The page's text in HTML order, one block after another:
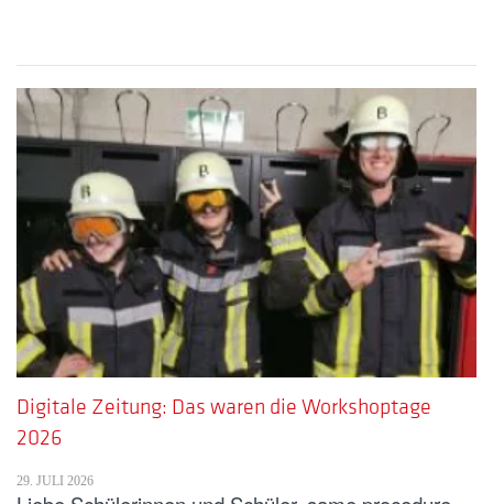
Digitale Zeitung: Das waren die Workshoptage
2026
29. JULI 2026